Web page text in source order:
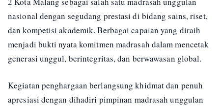
nasional dengan segudang prestasi di bidang sains, riset,
dan kompetisi akademik. Berbagai capaian yang diraih
menjadi bukti nyata komitmen madrasah dalam mencetak
generasi unggul, berintegritas, dan berwawasan global.
Kegiatan penghargaan berlangsung khidmat dan penuh
apresiasi dengan dihadiri pimpinan madrasah unggulan